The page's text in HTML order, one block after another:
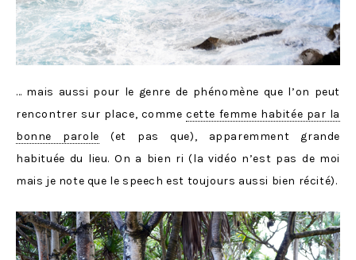
… mais aussi pour le genre de phénomène que l’on peut
rencontrer sur place, commecette femme habitée par la
bonne parole (et pas que), apparemment grande
habituée du lieu. On a bien ri (la vidéo n’est pas de moi
mais je note que le speech est toujours aussi bien récité).